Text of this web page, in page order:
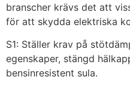
branscher krävs det att
för att skydda elektriska
S1: Ställer krav på
egenskaper, stängd
bensinresistent sula.